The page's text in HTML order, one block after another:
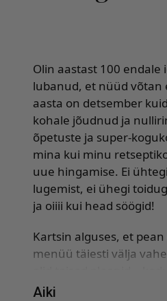
Olin aastast 100 endale
lubanud, et nüüd võtan
aasta on detsember
kohale jõudnud ja
õpetuste ja super-
mina kui minu
uue hingamise. Ei
lugemist, ei ühegi
ja oiiii kui head söögid!
Kartsin alguses, et
menüü täiesti välja
jätkuda ja lisaks sain
Aiki